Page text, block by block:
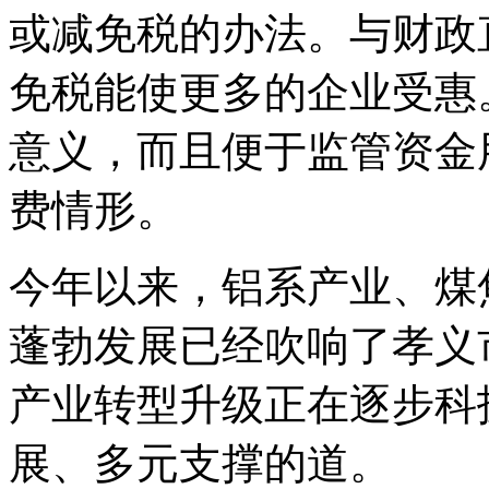
或减免税的办法。与财
免税能使更多的企业受
意义，而且便于监管资
费情形。
今年以来，铝系产业、
蓬勃发展已经吹响了孝
产业转型升级正在逐步
展、多元支撑的道。